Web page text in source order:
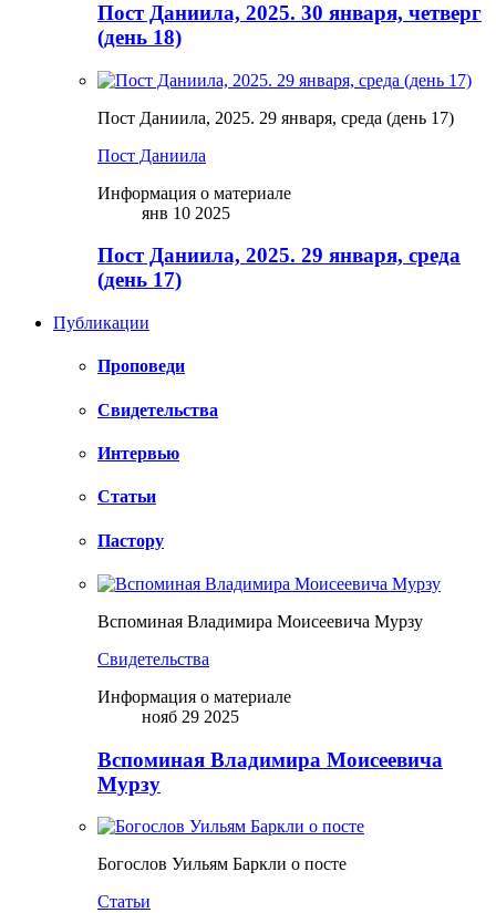
Пост Даниила, 2025. 30 января, четверг
(день 18)
Пост Даниила, 2025. 29 января, среда (день 17)
Пост Даниила
Информация о материале
янв 10 2025
Пост Даниила, 2025. 29 января, среда
(день 17)
Публикации
Проповеди
Свидетельства
Интервью
Статьи
Пастору
Вспоминая Владимира Моисеевича Мурзу
Свидетельства
Информация о материале
нояб 29 2025
Вспоминая Владимира Моисеевича
Мурзу
Богослов Уильям Баркли о посте
Статьи